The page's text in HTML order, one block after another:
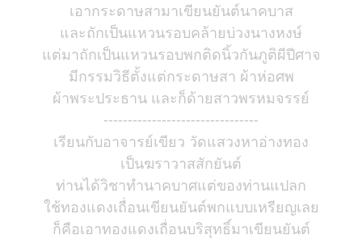
เอากระดาษสามาเขียนยันต์นาคบาส
และถักเป็นแหวนรอบคล้ายบ่วงนางหงษ์
แต่มาถักเป็นแหวนรอบพกติดนิ้วกันภูติผีปีศาจ
มีกรรมวิธีตั้งแต่กระดาษสา ผ้าห่อศพ
ผ้าพระประธาน และก็ด้ายสาวพรหมจรรย์
--------------------------------
เรียนกับอาจารย์เขียว วัดแสวงหาอ่างทอง
เป็นฆราวาสสักยันต์
ท่านได้วิชาทำนาคบาศแต่ของท่านแปลก
ใช้ทองแดงเถื่อนเขียนยันต์พกแบบเหรียญเลย
ก็คือเอาทองแดงเถื่อนบริสุทธิ์มาเขียนยันต์